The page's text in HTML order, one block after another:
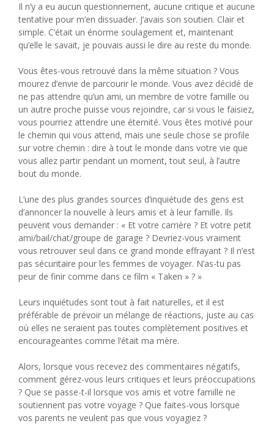
Il n’y a eu aucun questionnement, aucune critique et aucune
tentative pour m’en dissuader. J’avais son soutien. Clair et
simple. C’était un énorme soulagement et, maintenant
qu’elle le savait, je pouvais aussi le dire au reste du monde.
Vous êtes-vous retrouvé dans la même situation ? Vous
mourez d’envie de parcourir le monde. Vous avez décidé de
ne pas attendre qu’un ami, un membre de votre famille ou
un autre proche puisse vous rejoindre, car si vous le faisiez,
vous pourriez attendre une éternité. Vous êtes motivé pour
le chemin qui vous attend, mais une seule chose se profile
sur votre chemin : dire à tout le monde dans votre vie que
vous allez partir pendant un moment, tout seul, à l’autre
bout du monde.
L’une des plus grandes sources d’inquiétude des gens est
d’annoncer la nouvelle à leurs amis et à leur famille. Ils
peuvent vous demander : « Et votre carrière ? Et votre petit
ami/bail/chat/groupe de garage ? Devriez-vous vraiment
vous retrouver seul dans ce grand monde effrayant ? Il n’est
pas sécuritaire pour les femmes de voyager. N’as-tu pas
peur de finir comme dans ce film « Taken » ? »
Leurs inquiétudes sont tout à fait naturelles, et il est
préférable de prévoir un mélange de réactions, juste au cas
où elles ne seraient pas toutes complètement positives et
encourageantes comme l’était ma mère.
Alors, lorsque vous recevez des commentaires négatifs,
comment gérez-vous leurs critiques et leurs préoccupations
? Que se passe-t-il lorsque vos amis et votre famille ne
soutiennent pas votre voyage ? Que faites-vous lorsque
vos parents ne veulent pas que vous voyagiez ?